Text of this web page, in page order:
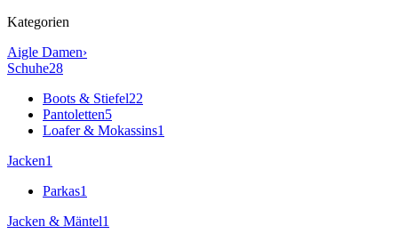
Kategorien
Aigle Damen›
Schuhe28
Boots & Stiefel22
Pantoletten5
Loafer & Mokassins1
Jacken1
Parkas1
Jacken & Mäntel1